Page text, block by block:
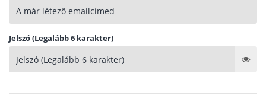
Jelszó (Legalább 6 karakter)